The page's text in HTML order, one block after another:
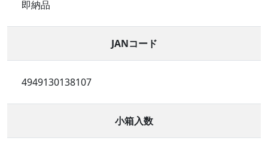
即納品
JANコード
4949130138107
小箱入数